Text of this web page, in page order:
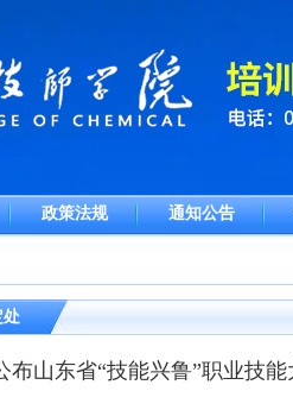
政策法规 通知公告
处
布山东省“技能兴鲁”职业技